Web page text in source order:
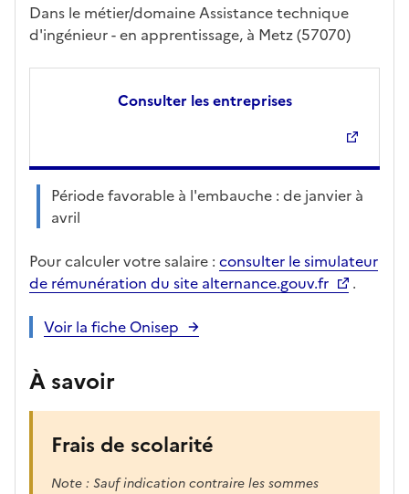
Dans le métier/domaine Assistance technique
d'ingénieur - en apprentissage, à Metz (57070)
Consulter les entreprises
Période favorable à l'embauche : de janvier à
avril
Pour calculer votre salaire : consulter le simulateur
de rémunération du site alternance.gouv.fr
.
Voir la fiche Onisep
À savoir
Frais de scolarité
Note : Sauf indication contraire les sommes